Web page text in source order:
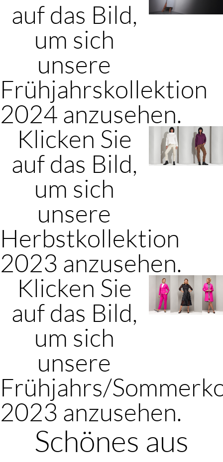
auf das Bild,
um sich
unsere
Frühjahrskollektion
2024 anzusehen.
Klicken Sie
auf das Bild,
um sich
unsere
Herbstkollektion
2023 anzusehen.
Klicken Sie
auf das Bild,
um sich
unsere
Frühjahrs/
2023 anzusehen.
Schönes aus